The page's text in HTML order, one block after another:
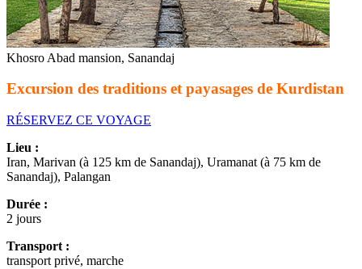
Khosro Abad mansion, Sanandaj
Excursion des traditions et payasages de Kurdistan
RÉSERVEZ CE VOYAGE
Lieu :
Iran, Marivan (à 125 km de Sanandaj), Uramanat (à 75 km de
Sanandaj), Palangan
Durée :
2 jours
Transport :
transport privé, marche